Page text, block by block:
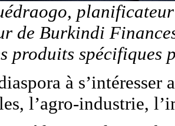
de Burkindi
produits spécifiques
à s’intéresser
l’agro-industrie,